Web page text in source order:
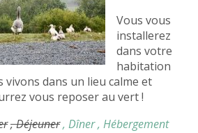
Vous vous
installerez
dans votre
habitation
dans un lieu calme et
vous reposer au vert !
, Déjeuner, Dîner, Hébergement